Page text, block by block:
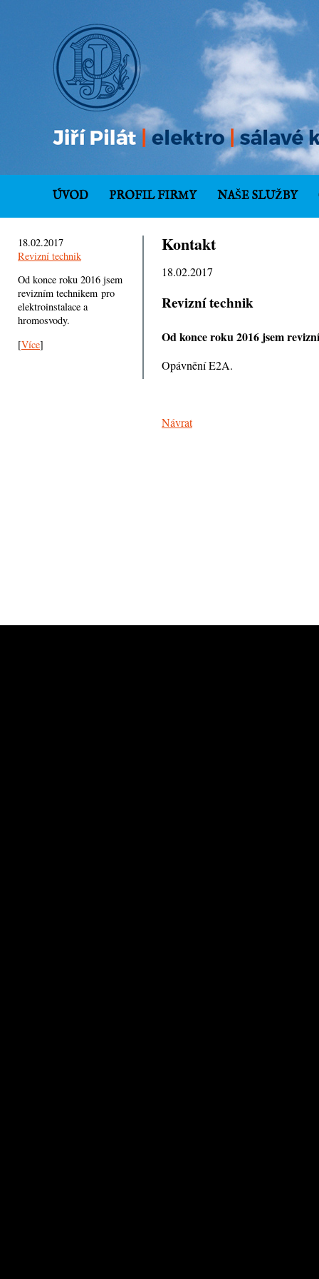
ÚVOD PROFIL FIRMY NAŠE SLUŽBY
18.02.2017
Revizní technik
Od konce roku 2016 jsem
revizním technikem pro
elektroinstalace a
hromosvody.
[Více]
Kontakt
18.02.2017
Revizní technik
Od konce roku 2016 jsem
Opávnění E2A.
Návrat